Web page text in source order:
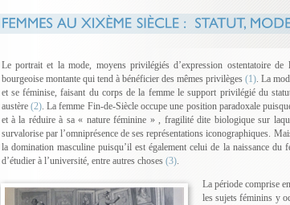
Le portrait et la mode, moyens privilégiés d’expression ostentatoire de
bourgeoise montante qui tend à bénéficier des mêmes privilèges(1). La
et se féminise, faisant du corps de la femme le support privilégié du
austère(2). La femme Fin-de-Siècle occupe une position paradoxale
et à la réduire à sa « nature féminine » , fragilité dite biologique sur
survalorise par l’omniprésence de ses représentations iconographiques.
la domination masculine puisqu’il est également celui de la naissance
d’étudier à l’université, entre autres choses(3).
La période comprise
les sujets féminins y